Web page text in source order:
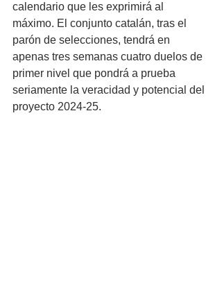
calendario que les exprimirá al
máximo. El conjunto catalán, tras el
parón de selecciones, tendrá en
apenas tres semanas cuatro duelos de
primer nivel que pondrá a prueba
seriamente la veracidad y potencial del
proyecto 2024-25.